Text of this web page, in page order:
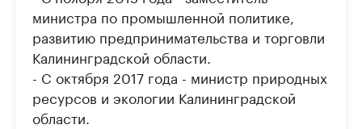
министра по промышленной политике,
развитию предпринимательства и торговли
Калининградской области.
- C октября 2017 года - министр природных
ресурсов и экологии Калининградской
области.